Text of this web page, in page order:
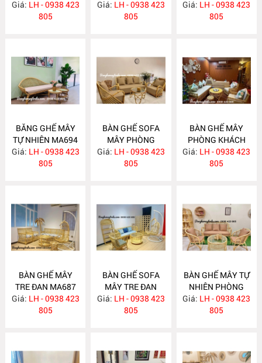
Giá: LH - 0938 423
805
KHÁCH MA697
Giá: LH - 0938 423
805
Giá: LH - 0938 423
805
BĂNG GHẾ MÂY
TỰ NHIÊN MA694
Giá: LH - 0938 423
805
BÀN GHẾ SOFA
MÂY PHÒNG
KHÁCH MA689
Giá: LH - 0938 423
805
BÀN GHẾ MÂY
PHÒNG KHÁCH
MA688
Giá: LH - 0938 423
805
BÀN GHẾ MÂY
TRE ĐAN MA687
Giá: LH - 0938 423
805
BÀN GHẾ SOFA
MÂY TRE ĐAN
MA686
Giá: LH - 0938 423
805
BÀN GHẾ MÂY TỰ
NHIÊN PHÒNG
KHÁCH MA685
Giá: LH - 0938 423
805